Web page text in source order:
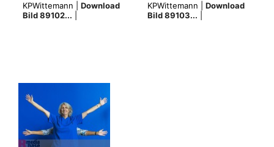
KPWittemann | Download
Bild 89102...
KPWittemann | Download
Bild 89103...